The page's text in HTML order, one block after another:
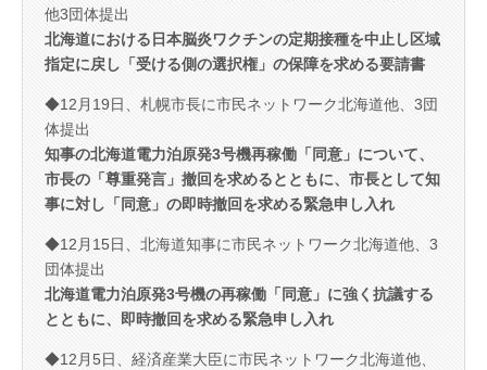
他3団体提出
北海道における日本脳炎ワクチンの定期接種を中止し区域
指定に戻し「受ける側の選択権」の保障を求める要請書
◆12月19日、札幌市長に市民ネットワーク北海道他、3団
体提出
知事の北海道電力泊原発3号機再稼働「同意」について、
市長の「尊重発言」撤回を求めるとともに、市長として知
事に対し「同意」の即時撤回を求める緊急申し入れ
◆12月15日、北海道知事に市民ネットワーク北海道他、3
団体提出
北海道電力泊原発3号機の再稼働「同意」に強く抗議する
とともに、即時撤回を求める緊急申し入れ
◆12月5日、経済産業大臣に市民ネットワーク北海道他、